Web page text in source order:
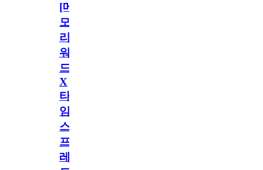
[메
모
리
워
드
X
타
임
스
프
레